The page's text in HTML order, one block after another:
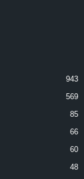
943
569
85
66
60
48